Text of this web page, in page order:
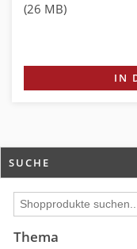
(26 MB)
IN
SUCHE
Thema